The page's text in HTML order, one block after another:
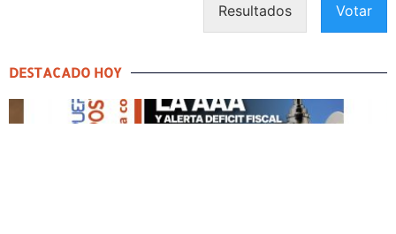
Resultados Votar
DESTACADO HOY